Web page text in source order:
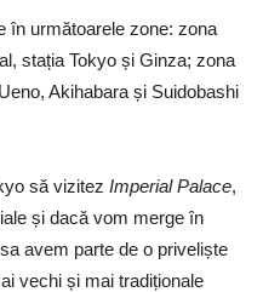
în următoarele zone: zona
stația Tokyo și Ginza; zona
Akihabara și Suidobashi
să vizitez Imperial Palace,
și dacă vom merge în
avem parte de o priveliște
vechi și mai tradiționale